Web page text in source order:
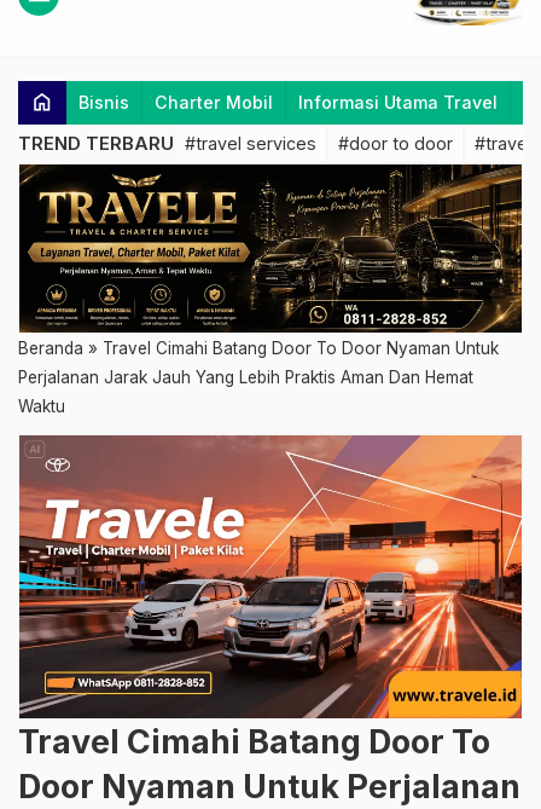
home Bisnis Charter Mobil Informasi Utama Travel
TREND TERBARU #travel services #door to door #travel
Beranda » Travel Cimahi Batang Door To Door Nyaman Untuk
Perjalanan Jarak Jauh Yang Lebih Praktis Aman Dan Hemat
Waktu
Travel Cimahi Batang Door To
Door Nyaman Untuk Perjalanan